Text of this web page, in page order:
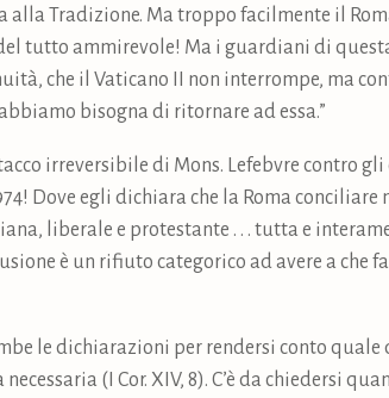
Tradizione. Ma troppo facilmente il
tutto ammirevole! Ma i guardiani di
che il Vaticano II non interrompe, ma
bisogna di ritornare ad essa.”
irreversibile di Mons. Lefebvre contro
Dove egli dichiara che la Roma
liberale e protestante . . . tutta e
è un rifiuto categorico ad avere a che
le dichiarazioni per rendersi conto
(I Cor. XIV, 8). C’è da chiedersi